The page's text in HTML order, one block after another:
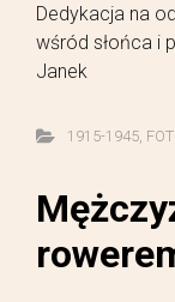
Dedykacja na
wśród słońca i
Janek
1915-1945,